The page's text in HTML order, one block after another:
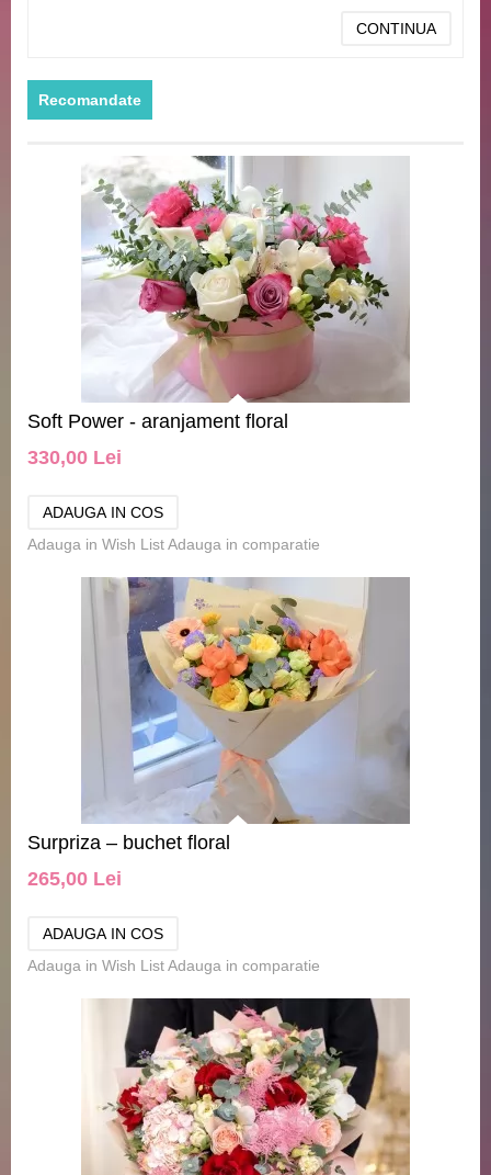
CONTINUA
Recomandate
Soft Power - aranjament floral
330,00 Lei
Adauga in Wish ListAdauga in comparatie
Surpriza – buchet floral
265,00 Lei
Adauga in Wish ListAdauga in comparatie